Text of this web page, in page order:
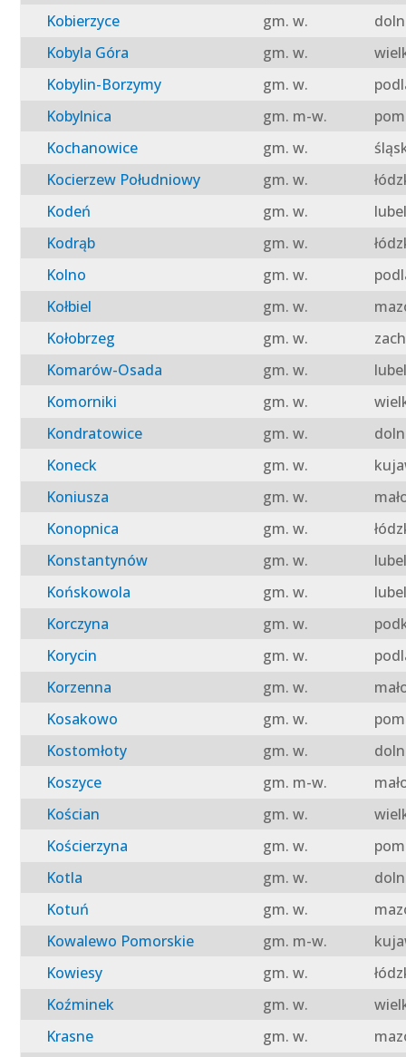
Kobierzyce
gm. w.
Kobyla Góra
gm. w.
Kobylin-Borzymy
gm. w.
Kobylnica
gm. m-w.
Kochanowice
gm. w.
Kocierzew Południowy
gm. w.
Kodeń
gm. w.
Kodrąb
gm. w.
Kolno
gm. w.
Kołbiel
gm. w.
Kołobrzeg
gm. w.
Komarów-Osada
gm. w.
Komorniki
gm. w.
Kondratowice
gm. w.
Koneck
gm. w.
Koniusza
gm. w.
Konopnica
gm. w.
Konstantynów
gm. w.
Końskowola
gm. w.
Korczyna
gm. w.
Korycin
gm. w.
Korzenna
gm. w.
Kosakowo
gm. w.
Kostomłoty
gm. w.
Koszyce
gm. m-w.
Kościan
gm. w.
Kościerzyna
gm. w.
Kotla
gm. w.
Kotuń
gm. w.
Kowalewo Pomorskie
gm. m-w.
Kowiesy
gm. w.
Koźminek
gm. w.
Krasne
gm. w.